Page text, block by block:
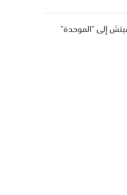
إلى "الموحدة"